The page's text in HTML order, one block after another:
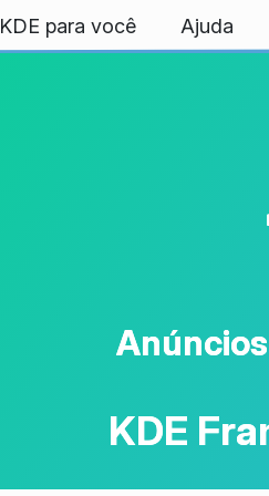
KDE para você Ajuda
KDE